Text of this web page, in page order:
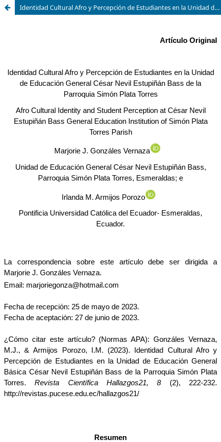
Identidad Cultural Afro y Percepción de Estudiantes en la Unidad de Educación General César Nevil Estupiñán Bass de la Parroquia Simón Plata Torres